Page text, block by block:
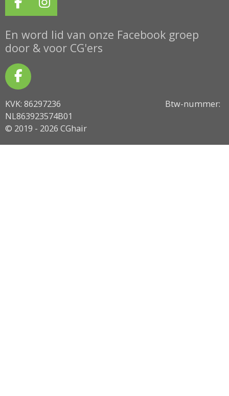
F
a
c
e
b
o
o
k
I
n
s
t
a
m
En word lid van onze Facebook groep
door & voor CG'ers
F
a
c
e
b
o
KVK: 86297236 Btw-nummer:
NL863923574B01
© 2019 - 2026 CGhair